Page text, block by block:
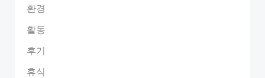
환경
활동
후기
휴식